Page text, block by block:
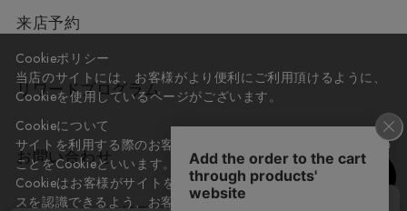
来店予約
リワードプログラム
お問い合わせ
Cookieポリシー
当店のサイトには、お客様がより便利にご利用頂けるように、
Cookieを使用しているページがございます。
Cookieについて
サイトを利用する際のお客様情報をPC上で記録管理する技術の
ことをCookieといいます。
Cookieはお客様がサイトを再訪問された際に、お客様のデバイ
スを認識できるよう、お客様のデバイス間からサーバーへ送り